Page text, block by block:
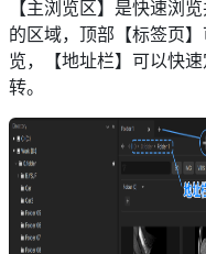
【主浏览区】是快速浏
的区域，顶部【标签页
览，【地址栏】可以快
转。